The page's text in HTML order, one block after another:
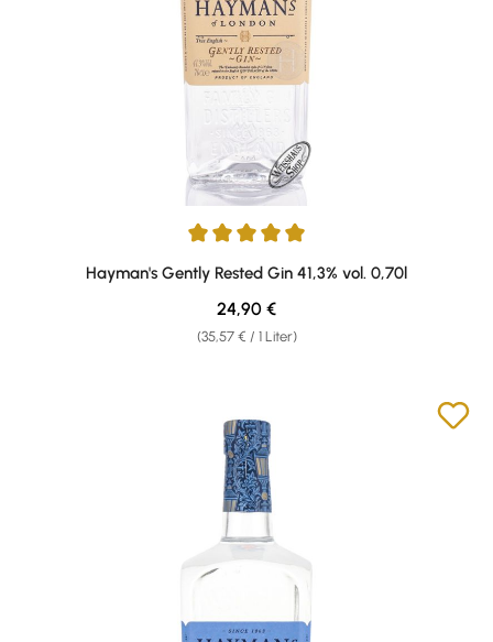
Durchschnittliche Bewertung von 5 von 5 Sternen
Hayman's Gently Rested Gin 41,3% vol. 0,70l
(35,57 € / 1 Liter)
Regulärer Preis:
24,90 €